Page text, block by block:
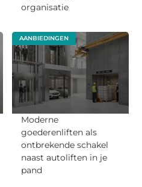
organisatie
AANBIEDINGEN
Moderne
goederenliften als
ontbrekende schakel
naast autoliften in je
pand